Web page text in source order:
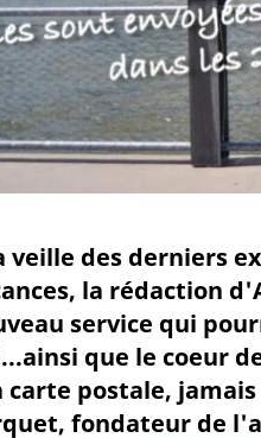
veille des derniers
la rédaction
service qui
que le coeur
carte postale,
fondateur de